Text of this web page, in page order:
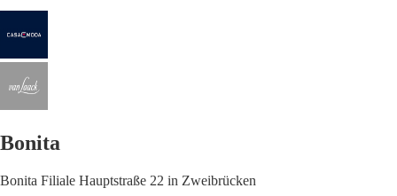
Bonita
Bonita Filiale Hauptstraße 22 in Zweibrücken